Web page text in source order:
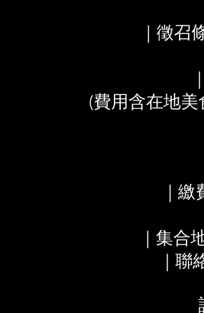
｜徵召
(費用含在地
｜
｜集合
｜聯